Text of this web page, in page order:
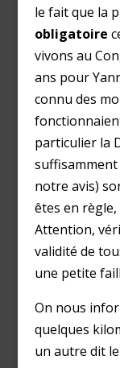
le fait que la
obligatoire
vivons au
ans pour
connu des
particulier la
notre avis)
êtes en règle,
Attention,
validité de
une petite
On nous
quelques
un autre dit